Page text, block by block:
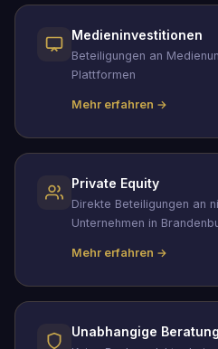
Medieninvestitionen
Beteiligungen an
Plattformen
Mehr erfahren →
Private Equity
Direkte Beteiligungen an
Unternehmen in
Mehr erfahren →
Unabhangige Beratung